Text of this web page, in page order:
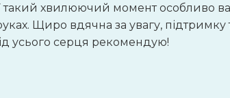
такий хвилюючий момент особливо
Щиро вдячна за увагу, підтримку
усього серця рекомендую!